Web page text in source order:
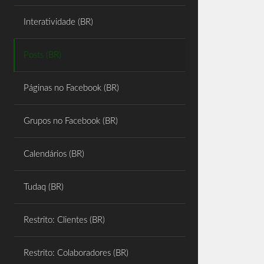
Interatividade (BR)
Posts (BR)
Páginas no Facebook (BR)
Grupos no Facebook (BR)
Calendários (BR)
Tudaq (BR)
Restrito: Clientes (BR)
Restrito: Colaboradores (BR)